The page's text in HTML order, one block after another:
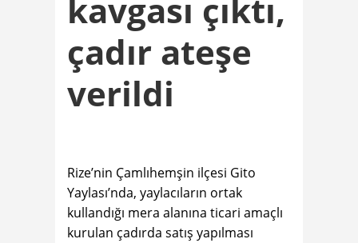
kavgası çıktı,
çadır ateşe
verildi
Rize’nin Çamlıhemşin ilçesi Gito
Yaylası’nda, yaylacıların ortak
kullandığı mera alanına ticari amaçlı
kurulan çadırda satış yapılması